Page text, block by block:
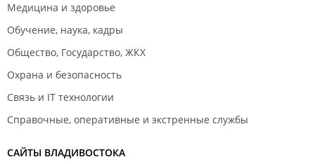
Медицина и здоровье
Обучение, наука, кадры
Общество, Государство, ЖКХ
Охрана и безопасность
Связь и IT технологии
Справочные, оперативные и экстренные службы
САЙТЫ ВЛАДИВОСТОКА